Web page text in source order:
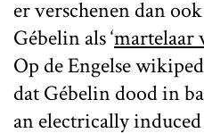
er verschenen dan
Gébelin als ‘martelaar
Op de Engelse
dat Gébelin dood in
an electrically